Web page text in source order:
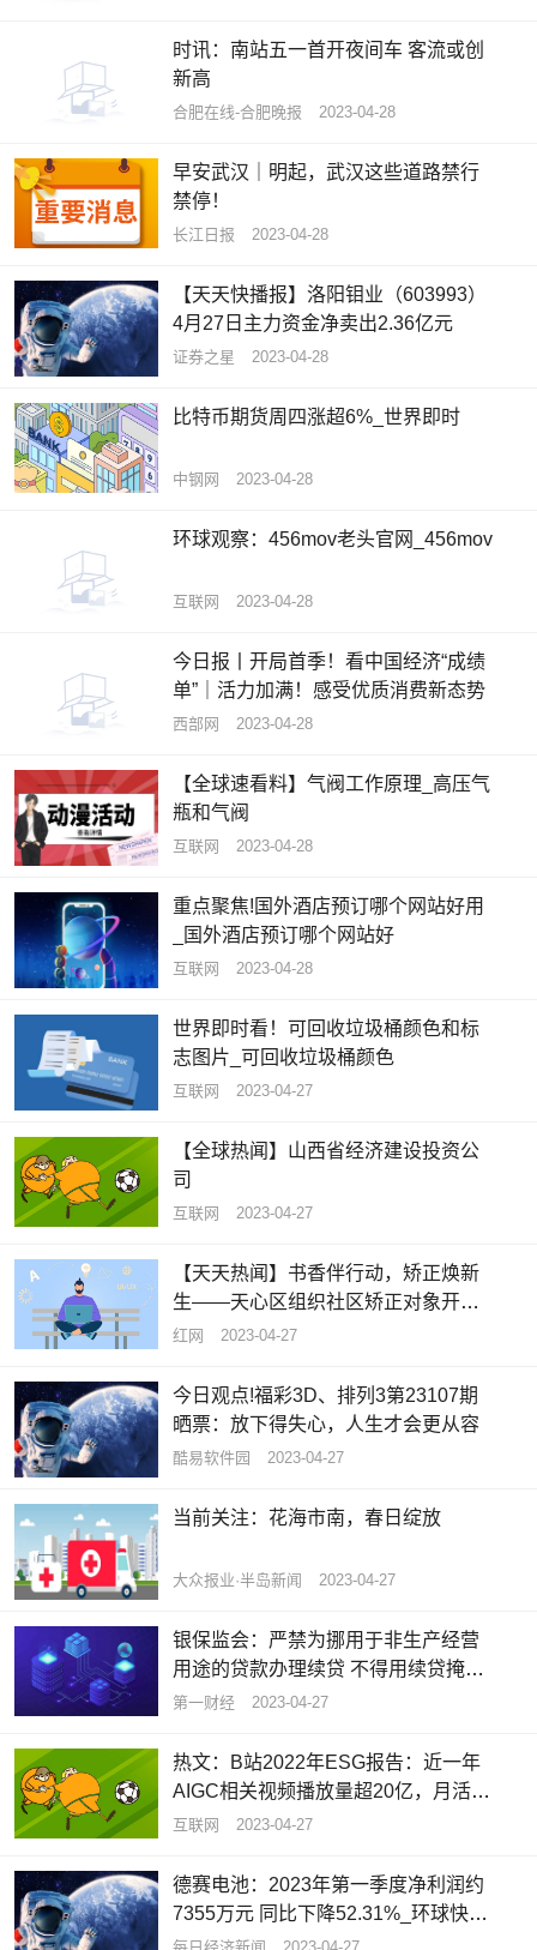
时讯：南站五一首开夜间车 客流或创
新高
合肥在线-合肥晚报 2023-04-28
早安武汉｜明起，武汉这些道路禁行
禁停！
长江日报 2023-04-28
【天天快播报】洛阳钼业（603993）
4月27日主力资金净卖出2.36亿元
证券之星 2023-04-28
比特币期货周四涨超6%_世界即时
中钢网 2023-04-28
环球观察：456mov老头官网_456mov
互联网 2023-04-28
今日报丨开局首季！看中国经济“成绩
单”｜活力加满！感受优质消费新态势
西部网 2023-04-28
【全球速看料】气阀工作原理_高压气
瓶和气阀
互联网 2023-04-28
重点聚焦!国外酒店预订哪个网站好用
_国外酒店预订哪个网站好
互联网 2023-04-28
世界即时看！可回收垃圾桶颜色和标
志图片_可回收垃圾桶颜色
互联网 2023-04-27
【全球热闻】山西省经济建设投资公
司
互联网 2023-04-27
【天天热闻】书香伴行动，矫正焕新
生——天心区组织社区矫正对象开展
志愿服务活动
红网 2023-04-27
今日观点!福彩3D、排列3第23107期
晒票：放下得失心，人生才会更从容
酷易软件园 2023-04-27
当前关注：花海市南，春日绽放
大众报业·半岛新闻 2023-04-27
银保监会：严禁为挪用于非生产经营
用途的贷款办理续贷 不得用续贷掩盖
信用风险
第一财经 2023-04-27
热文：B站2022年ESG报告：近一年
AIGC相关视频播放量超20亿，月活
UP主达370万
互联网 2023-04-27
德赛电池：2023年第一季度净利润约
7355万元 同比下降52.31%_环球快看
点